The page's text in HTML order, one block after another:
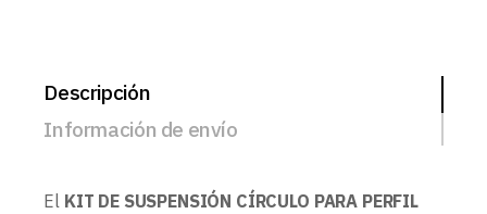
Descripción
Información de envío
El KIT DE SUSPENSIÓN CÍRCULO PARA PERFIL